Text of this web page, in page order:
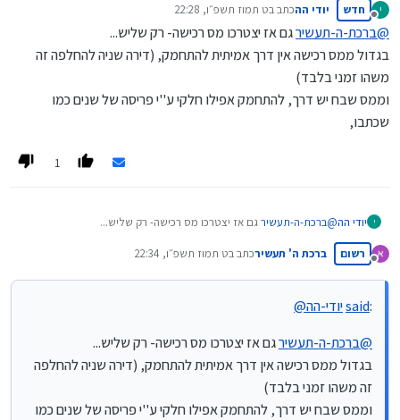
י
מנותק
חדש יודי ההכתב בט תמוז תשפ״ו, 22:28
נערך לאחרונה על ידי
@ברכת-ה-תעשירגם אז יצטרכו מס רכישה- רק שליש...
בגדול ממס רכישה אין דרך אמיתית להתחמק, (דירה שניה להחלפה זה
משהו זמני בלבד)
וממס שבח יש דרך, להתחמק אפילו חלקי ע''י פריסה של שנים כמו
שכתבו,
1
י יודי הה@ברכת-ה-תעשיר
בגדול ממס רכישה אין דרך אמיתית להתחמק, (דירה שניה להחלפה זה
משהו זמני בלבד)
מנותק
רשום ברכת ה' תעשירכתב בט תמוז תשפ״ו, 22:34
נערך לאחרונה על ידי
@יודי-ההsaid:
@ברכת-ה-תעשירגם אז יצטרכו מס רכישה- רק שליש...
בגדול ממס רכישה אין דרך אמיתית להתחמק, (דירה שניה להחלפה
זה משהו זמני בלבד)
וממס שבח יש דרך, להתחמק אפילו חלקי ע''י פריסה של שנים כמו